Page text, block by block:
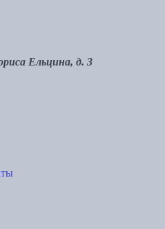
Ельцина, д. 3